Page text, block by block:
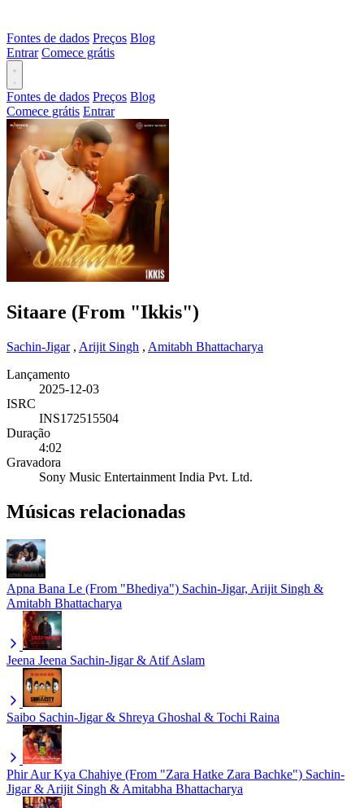
Fontes de dados Preços Blog
Entrar Comece grátis
Fontes de dados Preços Blog
Comece grátis Entrar
Sitaare (From "Ikkis")
Sachin-Jigar, Arijit Singh , Amitabh Bhattacharya
Lançamento
2025-12-03
ISRC
INS172515504
Duração
4:02
Gravadora
Sony Music Entertainment India Pvt. Ltd.
Músicas relacionadas
Apna Bana Le (From "Bhediya") Sachin-Jigar, Arijit Singh &
Amitabh Bhattacharya
Jeena Jeena Sachin-Jigar & Atif Aslam
Saibo Sachin-Jigar & Shreya Ghoshal & Tochi Raina
Phir Aur Kya Chahiye (From "Zara Hatke Zara Bachke") Sachin-
Jigar & Arijit Singh & Amitabha Bhattacharya